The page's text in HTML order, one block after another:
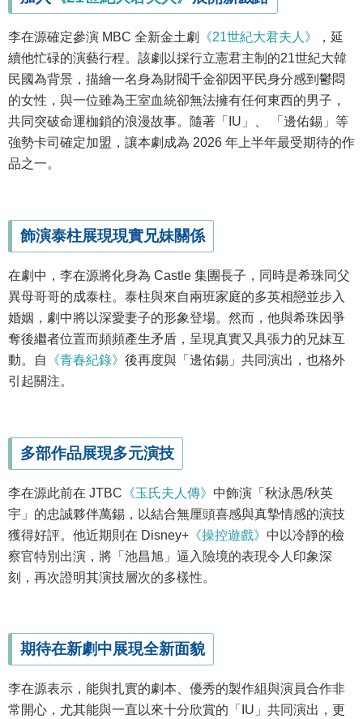
李在源確定參演 MBC 全新金土劇 《21世紀大君夫人》
，延
續他忙碌的演藝行程。該劇以採行立憲君主制的21世紀大韓
民國為背景，描繪一名身為財閥千金卻因平民身分感到鬱悶
的女性，與一位雖為王室血統卻無法擁有任何東西的男子，
共同突破命運枷鎖的浪漫故事。隨著「IU」、 「邊佑錫」等
強勢卡司確定加盟，讓本劇成為 2026 年上半年最受期待的作
品之一。
飾演泰柱展現現實兄妹關係
在劇中，李在源將化身為 Castle 集團長子，同時是希珠同父
異母哥哥的成泰柱。泰柱與來自兩班家庭的多英相戀並步入
婚姻，劇中將以深愛妻子的形象登場。然而，他與希珠因爭
奪後繼者位置而頻頻產生矛盾，呈現真實又具張力的兄妹互
動。自
《青春紀錄》 後再度與「邊佑錫」共同演出，也格外
引起關注。
多部作品展現多元演技
李在源此前在 JTBC 《玉氏夫人傳》 中飾演「秋泳愚/秋英
宇」的忠誠夥伴萬錫，以結合無厘頭喜感與真摯情感的演技
獲得好評。他近期則在 Disney+ 《操控遊戲》 中以冷靜的檢
察官特別出演，將「池昌旭」逼入險境的表現令人印象深
刻，再次證明其演技層次的多樣性。
期待在新劇中展現全新面貌
李在源表示，能與扎實的劇本、優秀的製作組與演員合作非
常開心，尤其能與一直以來十分欣賞的「IU」共同演出，更